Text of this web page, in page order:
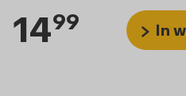
1499 In